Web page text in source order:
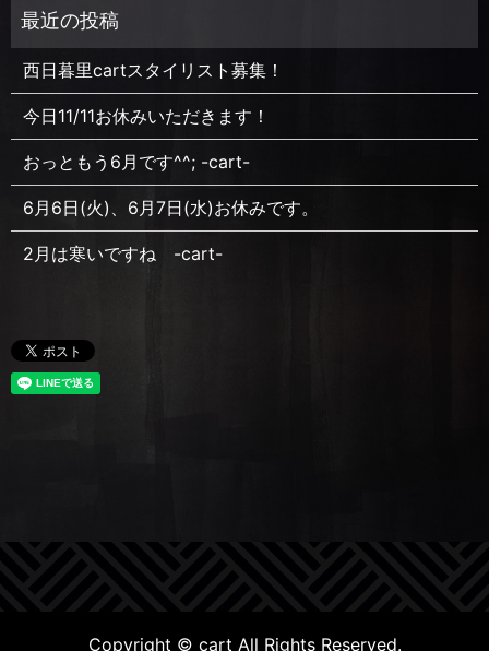
西日暮里cartスタイリスト募集！
今日11/11お休みいただきます！
おっともう6月です^^; -cart-
6月6日(火)、6月7日(水)お休みです。
2月は寒いですね -cart-
Copyright © cart All Rights Reserved.